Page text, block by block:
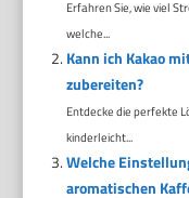
Erfahren Sie, wie viel
welche...
Kann ich Kakao
zubereiten?
Entdecke die perfekte
kinderleicht...
Welche
aromatischen